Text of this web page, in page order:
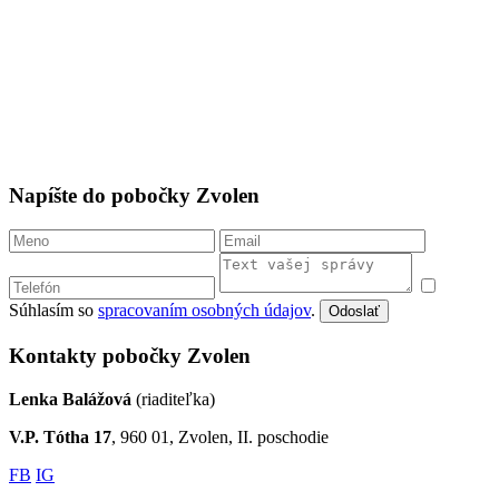
Napíšte do pobočky Zvolen
Súhlasím so spracovaním osobných údajov. Odoslať
Kontakty pobočky Zvolen
Lenka Balážová (riaditeľka)
V.P. Tótha 17, 960 01, Zvolen, II. poschodie
FB IG